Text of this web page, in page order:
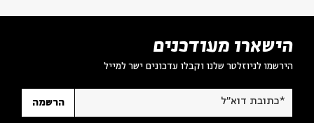
הישארו מעודכנים
הירשמו לניוזלטר שלנו וקבלו עדכונים ישר למייל
*כתובת דוא"ל הרשמה